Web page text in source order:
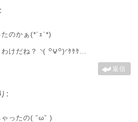
のかぁ(*´ｪ`*)
けだね？ ◝( ꒪౪꒪)◜ｹｹｹ…
返信
:
ったの( ˘ω˘ )